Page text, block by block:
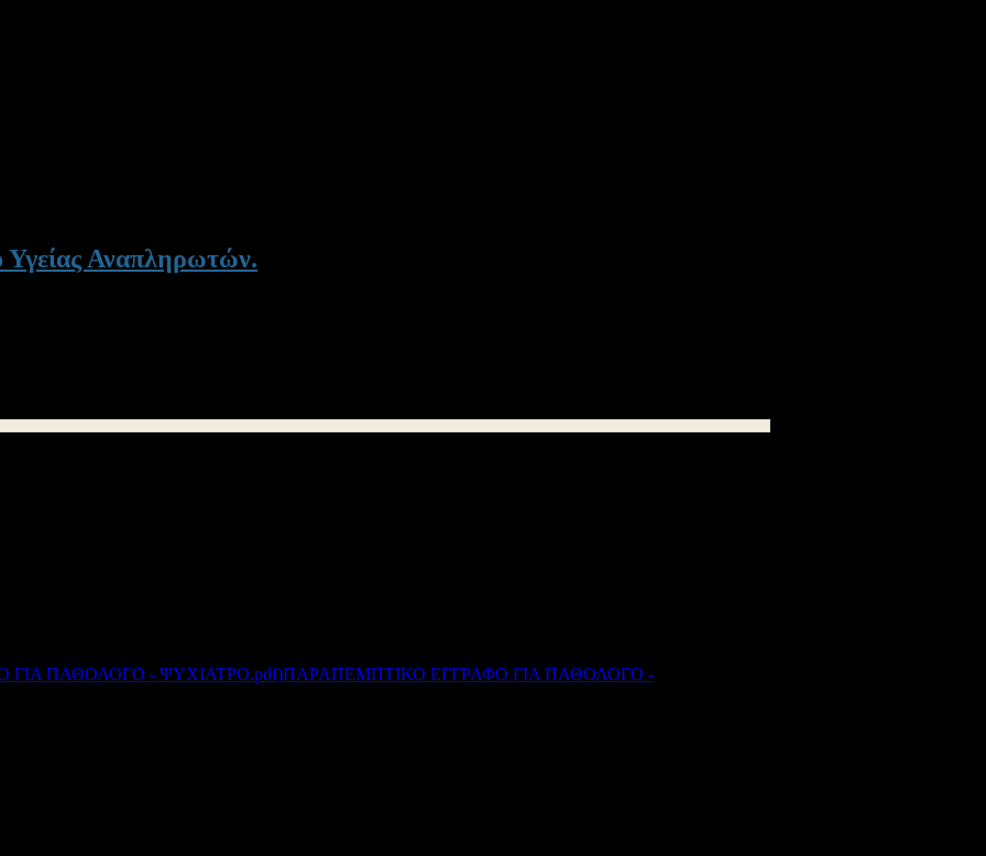
Υγείας Αναπληρωτών.
παραπεμπτικό έγγραφο της Υπηρεσίας μας προκειμένου να το παραδώσουν στους Ιατρούς των
ΠΑΡΑΠΕΜΠΤΙΚΟ ΕΓΓΡΑΦΟ ΓΙΑ ΠΑΘΟΛΟΓΟ -